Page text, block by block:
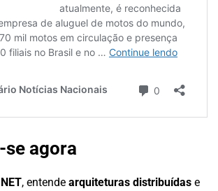
se agora
, entende arquiteturas distribuídas e